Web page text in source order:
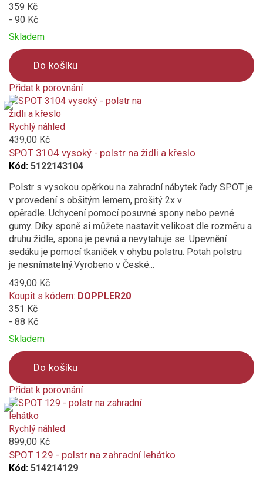
359 Kč
- 90 Kč
Skladem
Do košíku
Přidat k porovnání
Product
is
added
to
compare
Rychlý náhled
439,00 Kč
SPOT 3104 vysoký - polstr na židli a křeslo
Kód: 5122143104
Polstr s vysokou opěrkou na zahradní nábytek řady SPOT je
v provedení s obšitým lemem, prošitý 2x v
opěradle. Uchycení pomocí posuvné spony nebo pevné
gumy. Díky sponě si můžete nastavit velikost dle rozměru a
druhu židle, spona je pevná a nevytahuje se. Upevnění
sedáku je pomocí tkaniček v ohybu polstru. Potah polstru
je nesnímatelný.Vyrobeno v České...
439,00 Kč
Koupit s kódem: DOPPLER20
351 Kč
- 88 Kč
Skladem
Do košíku
Přidat k porovnání
Product
is
added
to
compare
Rychlý náhled
899,00 Kč
SPOT 129 - polstr na zahradní lehátko
Kód: 514214129